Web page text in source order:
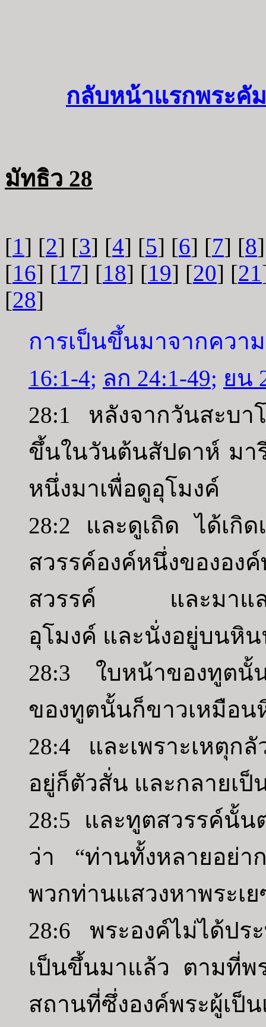
กลับหน้าแรกพระคั
มัทธิว 28
[1] [2] [3] [4] [5] [6] [7] [8
[16] [17] [18] [19] [20] [21
[28]
การเป็นขึ้นมาจากคว
16:1-4; ลก 24:1-49; ยน
28:1 หลังจากวันสะบ
ขึ้นในวันต้นสัปดาห์ มา
หนึ่งมาเพื่อดูอุโมงค์
28:2 และดูเถิด ได้เกิ
สวรรค์องค์หนึ่งขององ
สวรรค์ และมาและ
อุโมงค์ และนั่งอยู่บนหิ
28:3 ใบหน้าของทูตนั้
ของทูตนั้นก็ขาวเหมือน
28:4 และเพราะเหตุก
อยู่ก็ตัวสั่น และกลายเ
28:5 และทูตสวรรค์นั้น
ว่า “ท่านทั้งหลายอย่า
พวกท่านแสวงหาพระเ
28:6 พระองค์ไม่ได้ปร
เป็นขึ้นมาแล้ว ตามที่พ
สถานที่ซึ่งองค์พระผู้เป็